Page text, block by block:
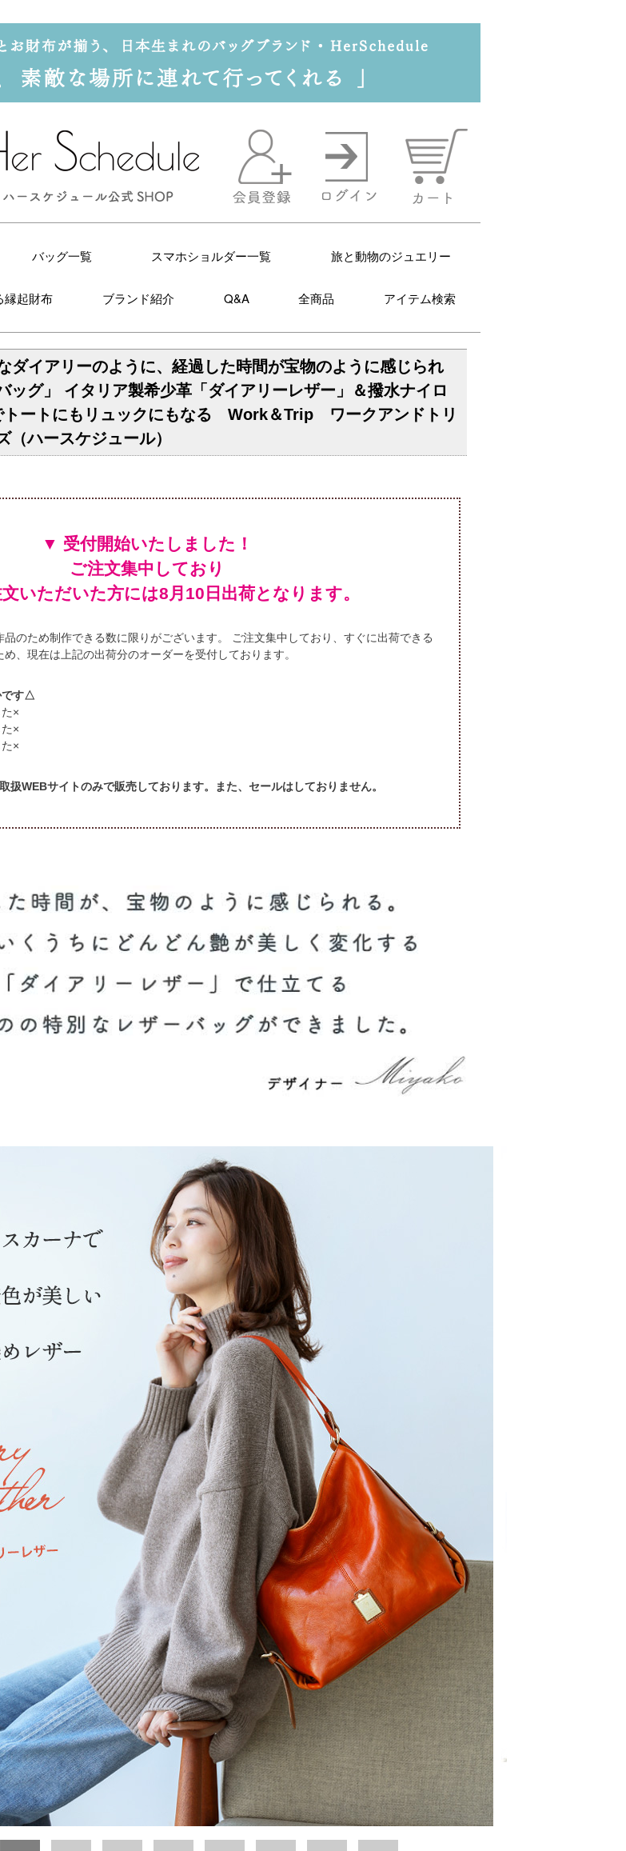
バッグ一覧 スマホショルダー一覧 旅と動物のジュエリー
縁起財布 ブランド紹介 Q&A 全商品 アイテム検索
ダイアリーのように、経過した時間が宝物のように感じられ
ッグ」 イタリア製希少革「ダイアリーレザー」＆撥水ナイロ
トートにもリュックにもなる Work＆Trip ワークアンドトリ
ハースケジュール）
▼ 受付開始いたしました！
ご注文集中しており
いただいた方には
出荷となります。
のため制作できる数に限りがございます。 ご注文集中しており、すぐに出荷できる
、現在は上記の出荷分のオーダーを受付しております。
です△
×
×
×
扱WEBサイトのみで販売しております。また、セールはしておりません。